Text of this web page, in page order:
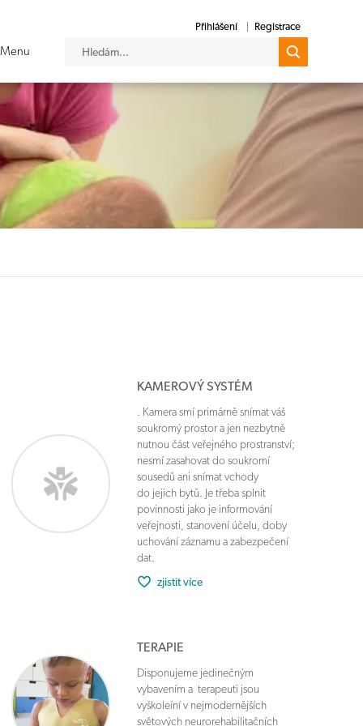
Přihlášení Registrace
KAMEROVÝ SYSTÉM
. Kamera smí primárně snímat váš
soukromý prostor a jen nezbytně
nutnou část veřejného prostranství;
nesmí zasahovat do soukromí
sousedů ani snímat vchody
do jejich bytů. Je třeba splnit
povinnosti jako je informování
veřejnosti, stanovení účelu, doby
uchování záznamu a zabezpečení
dat.
zjistit více
TERAPIE
Disponujeme jedinečným
vybavením a terapeuti jsou
vyškoleíní v nejmodernějších
světových neurorehabilitačních